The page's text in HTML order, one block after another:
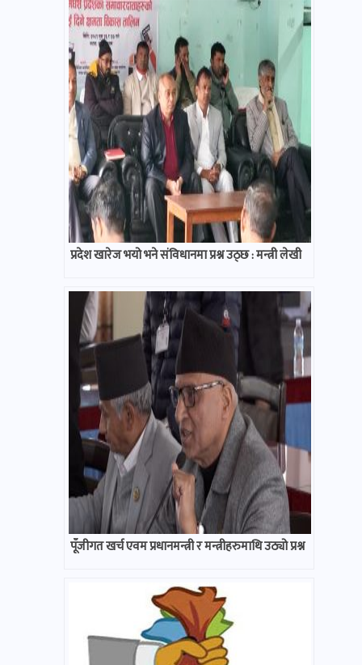
प्रदेश खारेज भयो भने संविधानमा प्रश्न उठ्छ : मन्त्री लेखी
पूँजीगत खर्च एवम प्रधानमन्त्री र मन्त्रीहरुमाथि उठ्यो प्रश्न